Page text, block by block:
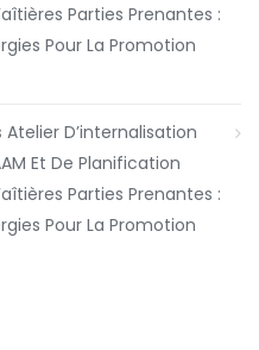
Parties Prenantes :
Pour La Promotion
Atelier D’internalisation
Et De Planification
Parties Prenantes :
Pour La Promotion